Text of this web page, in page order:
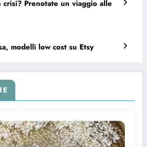
crisi? Prenotate un viaggio alle
modelli low cost su Etsy